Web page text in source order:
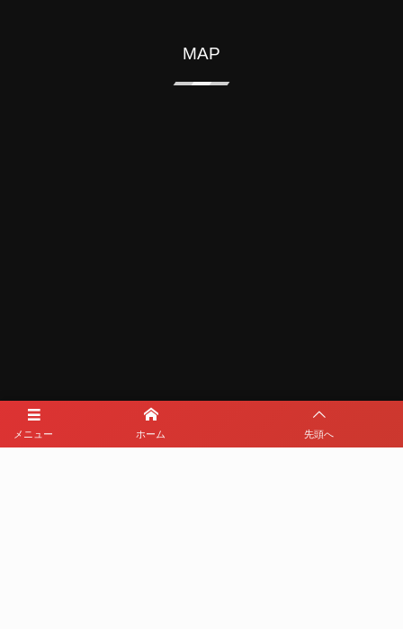
メニュー ホーム 先頭へ
MAP